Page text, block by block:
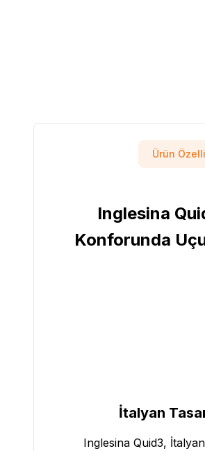
Ürün
Inglesina
Konforunda
İtalyan
Inglesina Quid3,